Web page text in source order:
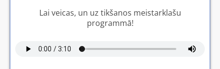
Lai veicas, un uz tikšanos meistarklašu
programmā!